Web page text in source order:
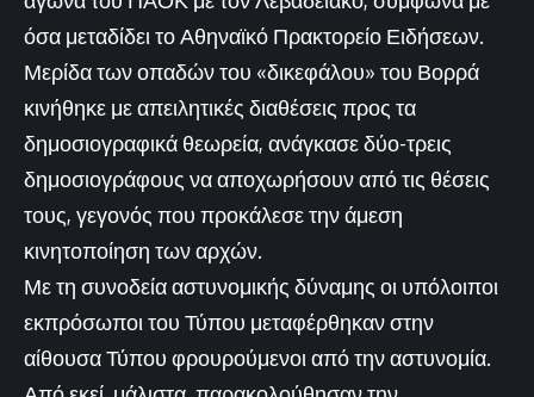
όσα μεταδίδει το Αθηναϊκό Πρακτορείο Ειδήσεων.
Μερίδα των οπαδών του «δικεφάλου» του Βορρά
κινήθηκε με απειλητικές διαθέσεις προς τα
δημοσιογραφικά θεωρεία, ανάγκασε δύο-τρεις
δημοσιογράφους να αποχωρήσουν από τις θέσεις
τους, γεγονός που προκάλεσε την άμεση
κινητοποίηση των αρχών.
Με τη συνοδεία αστυνομικής δύναμης οι υπόλοιποι
εκπρόσωποι του Τύπου μεταφέρθηκαν στην
αίθουσα Τύπου φρουρούμενοι από την αστυνομία.